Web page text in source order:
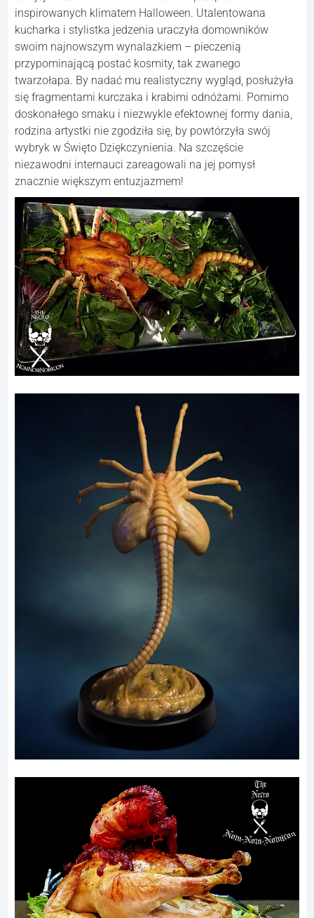
inspirowanych klimatem Halloween. Utalentowana
kucharka i stylistka jedzenia uraczyła domowników
swoim najnowszym wynalazkiem – pieczenią
przypominającą postać kosmity, tak zwanego
twarzołapa. By nadać mu realistyczny wygląd, posłużyła
się fragmentami kurczaka i krabimi odnóżami. Pomimo
doskonałego smaku i niezwykle efektownej formy dania,
rodzina artystki nie zgodziła się, by powtórzyła swój
wybryk w Święto Dziękczynienia. Na szczęście
niezawodni internauci zareagowali na jej pomysł
znacznie większym entuzjazmem!